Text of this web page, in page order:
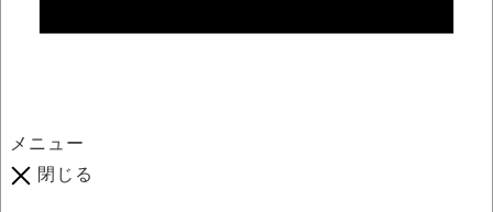
メニュー
閉じる